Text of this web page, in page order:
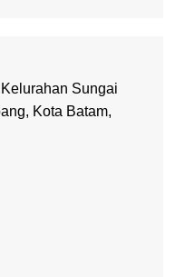
Sungai
Kota Batam,